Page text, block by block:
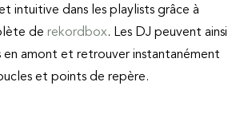
intuitive dans les playlists grâce à
de rekordbox. Les DJ peuvent ainsi
en amont et retrouver instantanément
et points de repère.